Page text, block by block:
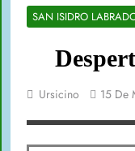
SAN ISIDRO
Ursicino 15 De